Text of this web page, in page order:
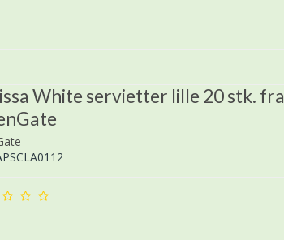
White servietter lille 20 stk. fra